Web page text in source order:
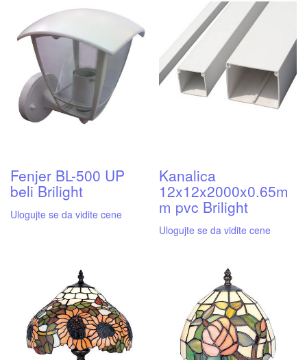
Fenjer BL-500 UP
beli Brilight
Ulogujte se da vidite cene
Kanalica
12x12x2000x0.65m
m pvc Brilight
Ulogujte se da vidite cene